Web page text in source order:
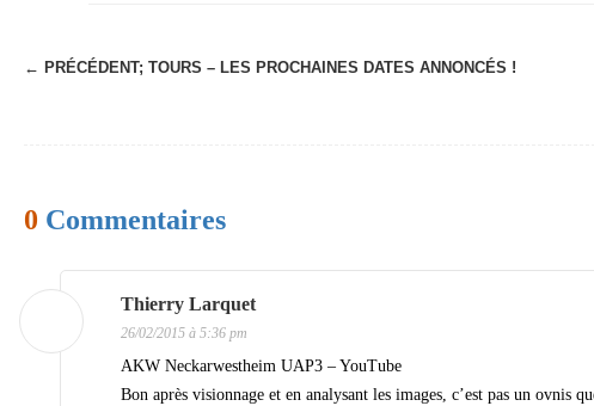
N
g
t
i
← PRÉCÉDENT; TOURS – LES PROCHAINES DATES ANNONCÉS !
0 Commentaires
Thierry Larquet
26/02/2015 à 5:36 pm
AKW Neckarwestheim UAP3 – YouTube
Bon après visionnage et en analysant les images, c’est pas un ovnis